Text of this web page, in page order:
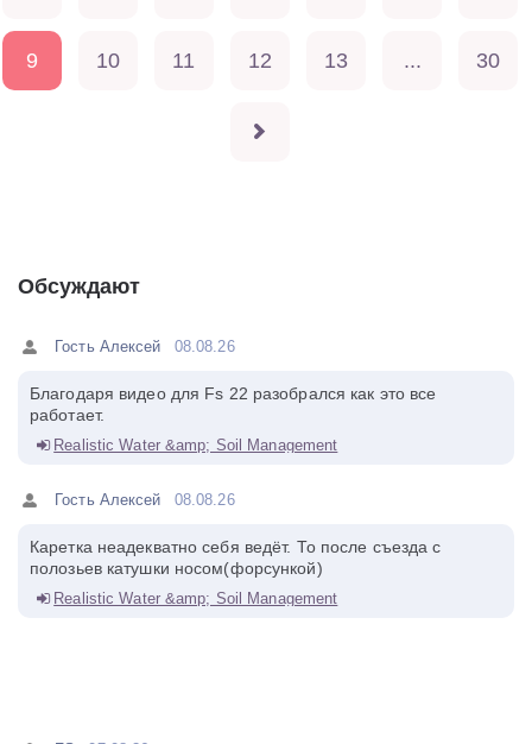
9 10 11 12 13 ... 30
Обсуждают
Гость Алексей 08.08.26
Благодаря видео для Fs 22 разобрался как это все
работает.
Realistic Water &amp; Soil Management
Гость Алексей 08.08.26
Каретка неадекватно себя ведёт. То после съезда с
полозьев катушки носом(форсункой)
Realistic Water &amp; Soil Management